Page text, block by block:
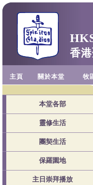
香
主頁 關於本堂 牧
本堂各部
靈修生活
團契生活
保羅園地
主日崇拜播放